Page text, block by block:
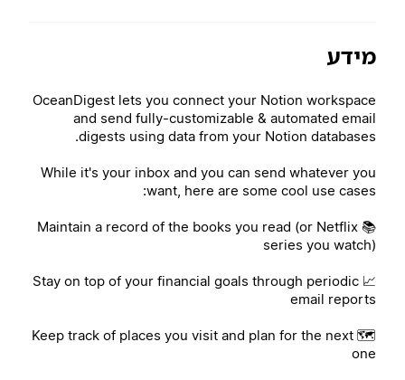
מידע
OceanDigest lets you connect your Notion workspace
and send fully-customizable & automated email
digests using data from your Notion databases.
While it's your inbox and you can send whatever you
want, here are some cool use cases:
📚 Maintain a record of the books you read (or Netflix
series you watch)
📈 Stay on top of your financial goals through periodic
email reports
🗺️ Keep track of places you visit and plan for the next
one